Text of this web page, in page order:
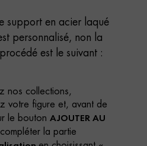
support en acier laqué
personnalisé, non la
est le suivant :
nos collections,
votre figure et, avant de
le bouton AJOUTER AU
la partie